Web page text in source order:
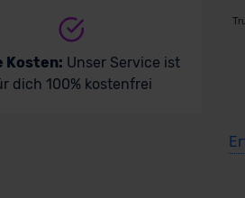
Kosten: Unser Service ist
dich 100% kostenfrei